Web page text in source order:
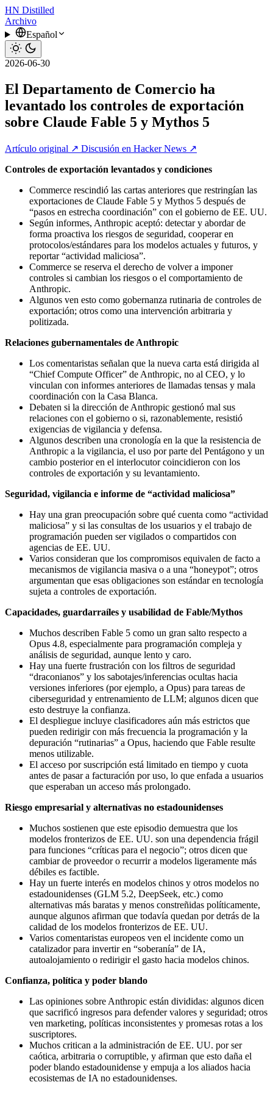
HN Distilled
Archivo
Español
2026-06-30
El Departamento de Comercio ha
levantado los controles de exportación
sobre Claude Fable 5 y Mythos 5
Artículo original ↗ Discusión en Hacker News ↗
Controles de exportación levantados y condiciones
Commerce rescindió las cartas anteriores que restringían las
exportaciones de Claude Fable 5 y Mythos 5 después de
“pasos en estrecha coordinación” con el gobierno de EE. UU.
Según informes, Anthropic aceptó: detectar y abordar de
forma proactiva los riesgos de seguridad, cooperar en
protocolos/estándares para los modelos actuales y futuros, y
reportar “actividad maliciosa”.
Commerce se reserva el derecho de volver a imponer
controles si cambian los riesgos o el comportamiento de
Anthropic.
Algunos ven esto como gobernanza rutinaria de controles de
exportación; otros como una intervención arbitraria y
politizada.
Relaciones gubernamentales de Anthropic
Los comentaristas señalan que la nueva carta está dirigida al
“Chief Compute Officer” de Anthropic, no al CEO, y lo
vinculan con informes anteriores de llamadas tensas y mala
coordinación con la Casa Blanca.
Debaten si la dirección de Anthropic gestionó mal sus
relaciones con el gobierno o si, razonablemente, resistió
exigencias de vigilancia y defensa.
Algunos describen una cronología en la que la resistencia de
Anthropic a la vigilancia, el uso por parte del Pentágono y un
cambio posterior en el interlocutor coincidieron con los
controles de exportación y su levantamiento.
Seguridad, vigilancia e informe de “actividad maliciosa”
Hay una gran preocupación sobre qué cuenta como “actividad
maliciosa” y si las consultas de los usuarios y el trabajo de
programación pueden ser vigilados o compartidos con
agencias de EE. UU.
Varios consideran que los compromisos equivalen de facto a
mecanismos de vigilancia masiva o a una “honeypot”; otros
argumentan que esas obligaciones son estándar en tecnología
sujeta a controles de exportación.
Capacidades, guardarraíles y usabilidad de Fable/Mythos
Muchos describen Fable 5 como un gran salto respecto a
Opus 4.8, especialmente para programación compleja y
análisis de seguridad, aunque lento y caro.
Hay una fuerte frustración con los filtros de seguridad
“draconianos” y los sabotajes/inferencias ocultas hacia
versiones inferiores (por ejemplo, a Opus) para tareas de
ciberseguridad y entrenamiento de LLM; algunos dicen que
esto destruye la confianza.
El despliegue incluye clasificadores aún más estrictos que
pueden redirigir con más frecuencia la programación y la
depuración “rutinarias” a Opus, haciendo que Fable resulte
menos utilizable.
El acceso por suscripción está limitado en tiempo y cuota
antes de pasar a facturación por uso, lo que enfada a usuarios
que esperaban un acceso más prolongado.
Riesgo empresarial y alternativas no estadounidenses
Muchos sostienen que este episodio demuestra que los
modelos fronterizos de EE. UU. son una dependencia frágil
para funciones “críticas para el negocio”; otros dicen que
cambiar de proveedor o recurrir a modelos ligeramente más
débiles es factible.
Hay un fuerte interés en modelos chinos y otros modelos no
estadounidenses (GLM 5.2, DeepSeek, etc.) como
alternativas más baratas y menos constreñidas políticamente,
aunque algunos afirman que todavía quedan por detrás de la
calidad de los modelos fronterizos de EE. UU.
Varios comentaristas europeos ven el incidente como un
catalizador para invertir en “soberanía” de IA,
autoalojamiento o redirigir el gasto hacia modelos chinos.
Confianza, política y poder blando
Las opiniones sobre Anthropic están divididas: algunos dicen
que sacrificó ingresos para defender valores y seguridad; otros
ven marketing, políticas inconsistentes y promesas rotas a los
suscriptores.
Muchos critican a la administración de EE. UU. por ser
caótica, arbitraria o corruptible, y afirman que esto daña el
poder blando estadounidense y empuja a los aliados hacia
ecosistemas de IA no estadounidenses.